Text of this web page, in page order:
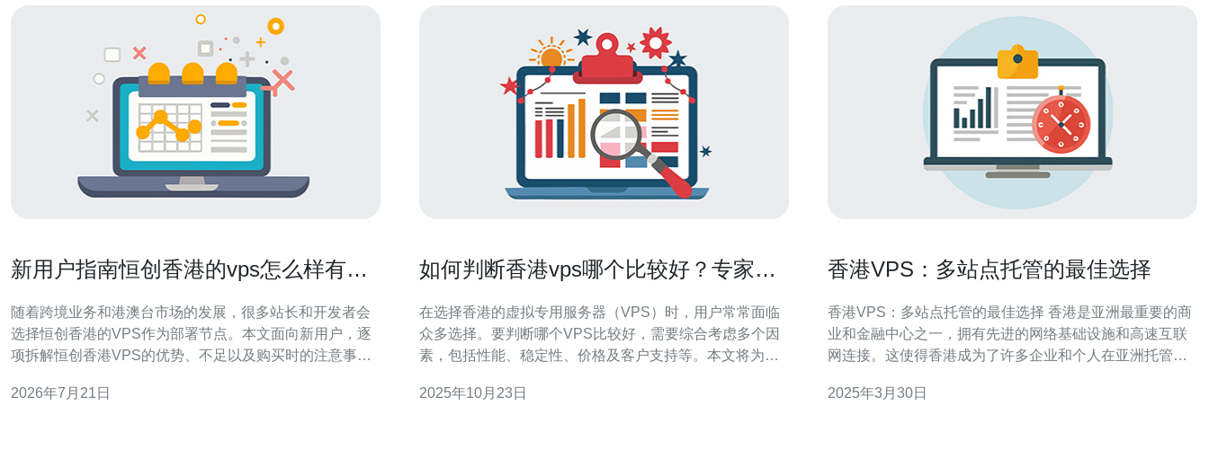
新用户指南恒创香港的vps怎么样有哪
随着跨境业务和港澳台市场的发展，很多站长和开发者会
选择恒创香港的VPS作为部署节点。本文面向新用户，逐
项拆解恒创香港VPS的优势、不足以及购买时的注意事
角度看，恒创香港VPS通常采用香港本地或华南到香港的
2026年7月21日
如何判断香港vps哪个比较好？专家建
在选择香港的虚拟专用服务器（VPS）时，用户常常面临
众多选择。要判断哪个VPS比较好，需要综合考虑多个因
素，包括性能、稳定性、价格及客户支持等。本文将为您
性能如何评估？ 性能是选择香港VPS的关键因素之一。评
2025年10月23日
香港VPS：多站点托管的最佳选择
香港VPS：多站点托管的最佳选择 香港是亚洲最重要的商
业和金融中心之一，拥有先进的网络基础设施和高速互联
网连接。这使得香港成为了许多企业和个人在亚洲托管多
商能够提供可靠稳定的服务，同时为用户提供出色的性能
2025年3月30日